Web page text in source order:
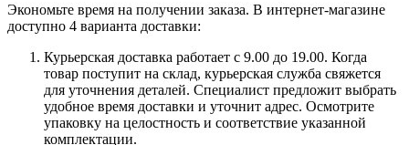
Экономьте время на получении заказа. В интернет-магазине
доступно 4 варианта доставки:
Курьерская доставка работает с 9.00 до 19.00. Когда
товар поступит на склад, курьерская служба свяжется
для уточнения деталей. Специалист предложит выбрать
удобное время доставки и уточнит адрес. Осмотрите
упаковку на целостность и соответствие указанной
комплектации.